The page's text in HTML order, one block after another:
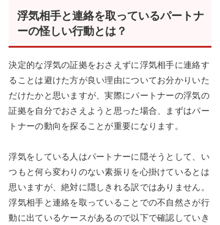
浮気相手と連絡を取っているパートナ
ーの怪しい行動とは？
決定的な浮気の証拠をおさえずに浮気相手に連絡す
ることは避けた方が良い理由についてお分かりいた
だけたかと思いますが、実際にパートナーの浮気の
証拠を自分でおさえようと思った場合、まずはパー
トナーの動向を探ることが重要になります。
浮気をしている人はパートナーに隠そうとして、い
つもと何ら変わりのない素振りを心掛けているとは
思いますが、絶対に隠しきれる訳ではありません。
浮気相手と連絡を取っていることでの不自然さが行
動に出ているケースがあるので以下で確認していき